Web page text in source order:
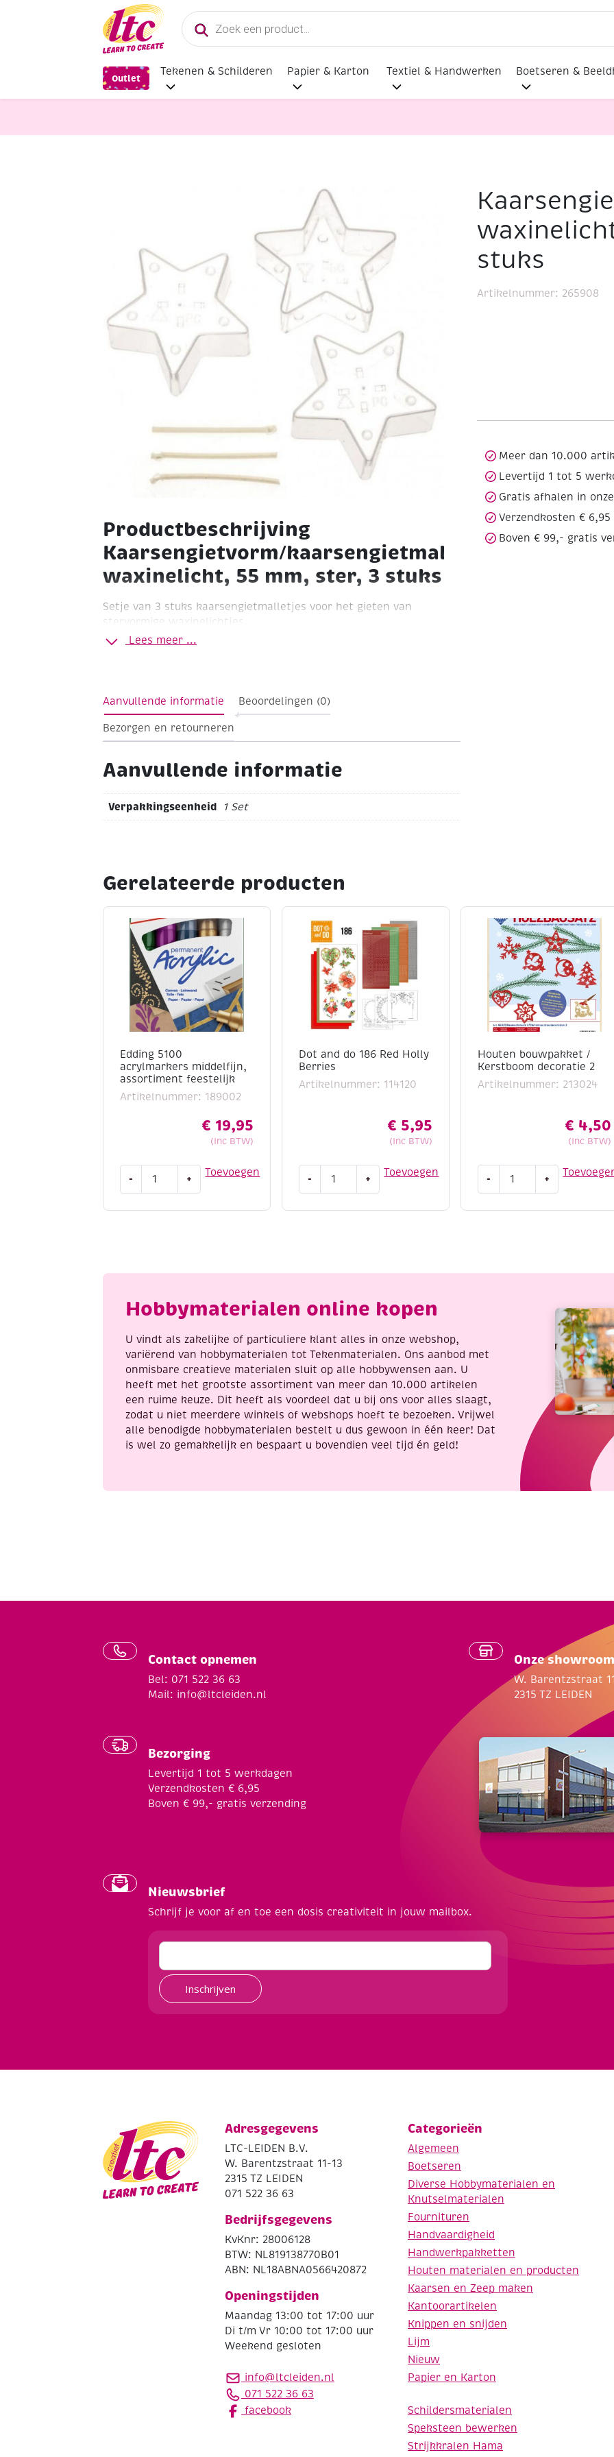
Producten
zoeken
Outlet
Tekenen & Schilderen Papier & Karton Textiel & Handwerken Boetseren &
Kaarsengietvorm/kaarsengietmal, waxinelicht, 55 mm, ster, 3 stuks
Productbeschrijving
Kaarsengietvorm/kaarsengietmal,
waxinelicht, 55 mm, ster, 3 stuks
Setje van 3 stuks kaarsengietmalletjes voor het gieten van
stervormige waxinelichtjes.
Ster Formaat 55 x 55 x 25 mm
Lees meer ...
stuks
Artikelnummer: 265908
Meer dan 10.000
Levertijd 1 tot 5
Gratis afhalen in
Verzendkosten € 6,95
Boven € 99,- gratis
Aanvullende informatie Beoordelingen (0)
Bezorgen en retourneren
Aanvullende informatie
Verpakkingseenheid 1 Set
Gerelateerde producten
Edding 5100
acrylmarkers middelfijn,
assortiment feestelijk
Artikelnummer: 189002
€ 19,95
(Inc BTW)
Toevoegen
- +
Dot and do 186 Red Holly
Berries
Artikelnummer: 114120
€ 5,95
(Inc BTW)
Toevoegen
-
aantal
+
Houten bouwpakket /
Kerstboom decoratie 2
Artikelnummer: 213024
€ 4,50
(Inc BTW)
-
bouwpakket
+
Hobbymaterialen online kopen
U vindt als zakelijke of particuliere klant alles in onze webshop,
variërend van hobbymaterialen tot Tekenmaterialen. Ons aanbod met
onmisbare creatieve materialen sluit op alle hobbywensen aan. U
heeft met het grootste assortiment van meer dan 10.000 artikelen
een ruime keuze. Dit heeft als voordeel dat u bij ons voor alles slaagt,
zodat u niet meerdere winkels of webshops hoeft te bezoeken. Vrijwel
alle benodigde hobbymaterialen bestelt u dus gewoon in één keer! Dat
is wel zo gemakkelijk en bespaart u bovendien veel tijd én geld!
Contact opnemen
Bel: 071 522 36 63
Mail: info@ltcleiden.nl
Bezorging
Levertijd 1 tot 5 werkdagen
Verzendkosten € 6,95
Boven € 99,- gratis verzending
Onze showroom
W. Barentzstraat
2315 TZ LEIDEN
Nieuwsbrief
Schrijf je voor af en toe een dosis creativiteit in jouw mailbox.
Inschrijven
Adresgegevens
LTC-LEIDEN B.V.
W. Barentzstraat 11-13
2315 TZ LEIDEN
071 522 36 63
Bedrijfsgegevens
KvKnr: 28006128
BTW: NL819138770B01
ABN: NL18ABNA0566420872
Openingstijden
Maandag 13:00 tot 17:00 uur
Di t/m Vr 10:00 tot 17:00 uur
Weekend gesloten
info@ltcleiden.nl
071 522 36 63
facebook
Categorieën
Algemeen
Boetseren
Diverse Hobbymaterialen en
Knutselmaterialen
Fournituren
Handvaardigheid
Handwerkpakketten
Houten materialen en producten
Kaarsen en Zeep maken
Kantoorartikelen
Knippen en snijden
Lijm
Nieuw
Papier en Karton
Schildersmaterialen
Speksteen bewerken
Strijkkralen Hama